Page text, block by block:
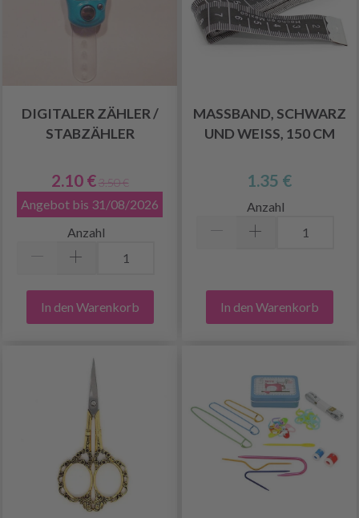
DIGITALER ZÄHLER /
STABZÄHLER
2.10 € 3.50 €
Angebot bis 31/08/2026
Anzahl
In den Warenkorb
MASSBAND, SCHWARZ U
ND WEISS, 150 CM
1.35 €
Anzahl
In den Warenkorb